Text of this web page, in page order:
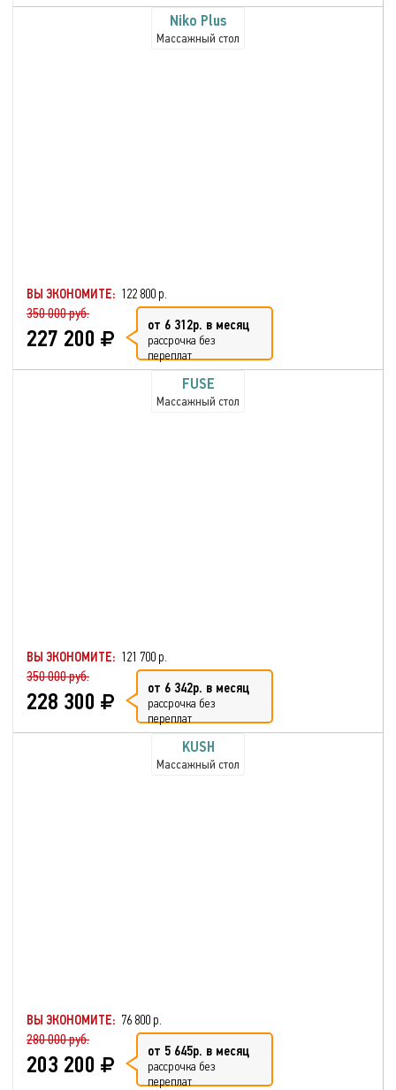
Niko Plus
Массажный стол
ВЫ ЭКОНОМИТЕ: 122 800 р.
350 000 руб.
227 200 от 6 312р. в месяц
рассрочка без
переплат
FUSE
Массажный стол
ВЫ ЭКОНОМИТЕ: 121 700 р.
350 000 руб.
228 300 от 6 342р. в месяц
рассрочка без
переплат
KUSH
Массажный стол
ВЫ ЭКОНОМИТЕ: 76 800 р.
280 000 руб.
203 200 от 5 645р. в месяц
рассрочка без
переплат